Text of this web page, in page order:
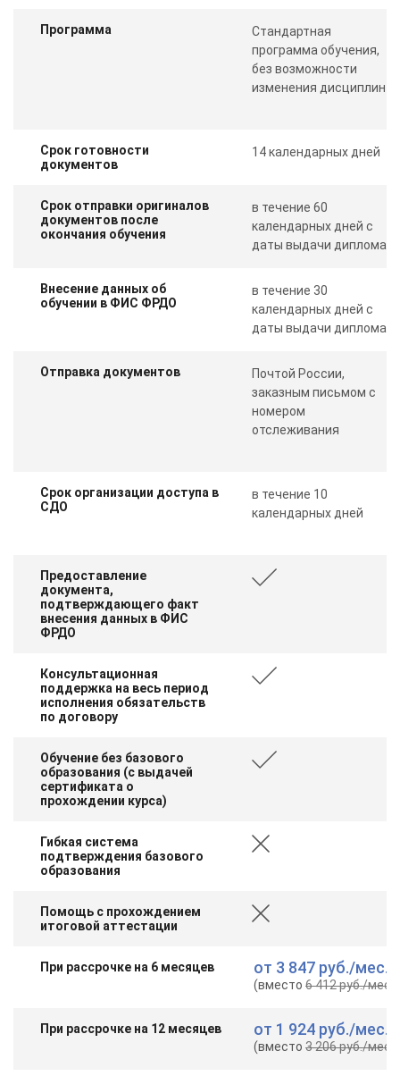
Программа
Стандартная
программа обучения,
без возможности
изменения дисциплин
Срок готовности
документов
14 календарных дней
Срок отправки оригиналов
документов после
окончания обучения
в течение 60
календарных дней с
даты выдачи диплома
Внесение данных об
обучении в ФИС ФРДО
в течение 30
календарных дней с
даты выдачи диплома
Отправка документов
Почтой России,
заказным письмом с
номером
отслеживания
Срок организации доступа в
СДО
в течение 10
календарных дней
Предоставление
документа,
подтверждающего факт
внесения данных в ФИС
ФРДО
Консультационная
поддержка на весь период
исполнения обязательств
по договору
Обучение без базового
образования (с выдачей
сертификата о
прохождении курса)
Гибкая система
подтверждения базового
образования
Помощь с прохождением
итоговой аттестации
При рассрочке на 6 месяцев от 3 847 руб./мес.
(вместо6 412 руб./мес.
При рассрочке на 12 месяцев от 1 924 руб./мес.
(вместо3 206 руб./мес.